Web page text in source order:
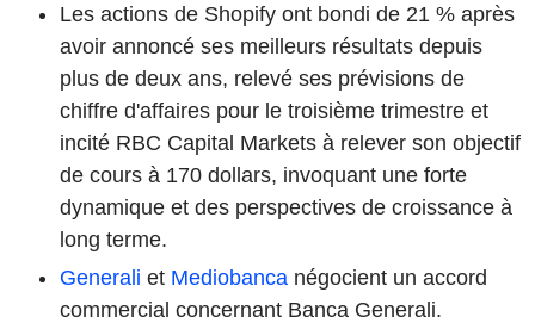
Les actions de Shopify ont bondi de 21 % après
avoir annoncé ses meilleurs résultats depuis
plus de deux ans, relevé ses prévisions de
chiffre d'affaires pour le troisième trimestre et
incité RBC Capital Markets à relever son objectif
de cours à 170 dollars, invoquant une forte
dynamique et des perspectives de croissance à
long terme.
Generali et Mediobanca négocient un accord
commercial concernant Banca Generali.